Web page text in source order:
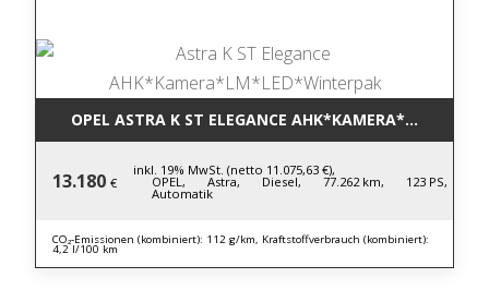
OPEL ASTRA K ST ELEGANCE
13.180 €
inkl. 19% MwSt. (netto 11.075,63 €),
OPEL, Astra, Diesel, 77.262 km, 123 PS,
Automatik
CO₂-Emissionen (kombiniert): 112 g/km, Kraftstoffverbrauch (kombiniert):
4,2 l/100 km